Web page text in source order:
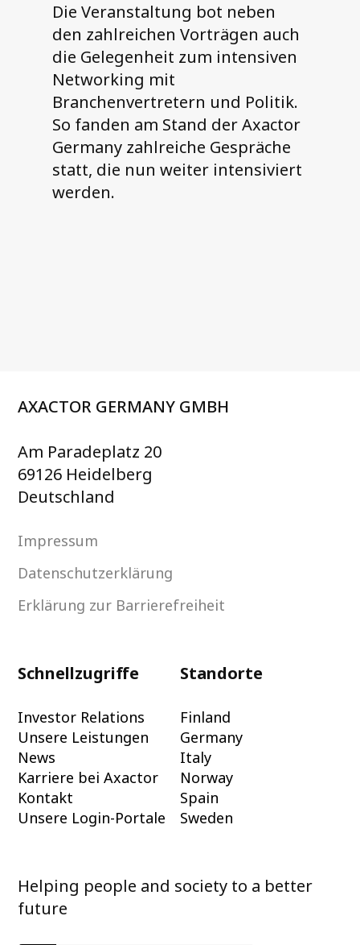
Die Veranstaltung bot neben
den zahlreichen Vorträgen auch
die Gelegenheit zum intensiven
Networking mit
Branchenvertretern und Politik.
So fanden am Stand der Axactor
Germany zahlreiche Gespräche
statt, die nun weiter intensiviert
werden.
AXACTOR GERMANY GMBH
Am Paradeplatz 20
69126 Heidelberg
Deutschland
Impressum
Datenschutzerklärung
Erklärung zur Barrierefreiheit
Schnellzugriffe
Investor Relations
Unsere Leistungen
News
Karriere bei Axactor
Kontakt
Unsere Login-Portale
Standorte
Finland
Germany
Italy
Norway
Spain
Sweden
Helping people and society to a better
future